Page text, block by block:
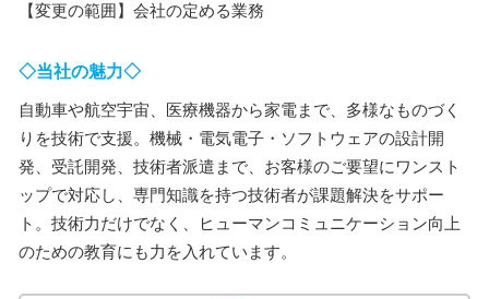
【変更の範囲】会社の定める業務
◇当社の魅力◇
自動車や航空宇宙、医療機器から家電まで、多様なものづく
りを技術で支援。機械・電気電子・ソフトウェアの設計開
発、受託開発、技術者派遣まで、お客様のご要望にワンスト
ップで対応し、専門知識を持つ技術者が課題解決をサポー
ト。技術力だけでなく、ヒューマンコミュニケーション向上
のための教育にも力を入れています。